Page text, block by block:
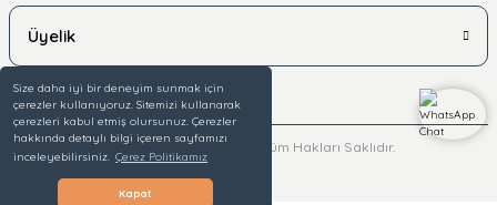
Size daha iyi bir deneyim sunmak için
çerezler kullanıyoruz. Sitemizi kullanarak
çerezleri kabul etmiş olursunuz. Çerezler
hakkında detaylı bilgi içeren sayfamızı
inceleyebilirsiniz. Çerez Politikamız
Kapat
Üyelik
© 2025 hipasshop.com - Tüm Hakları Saklıdır.